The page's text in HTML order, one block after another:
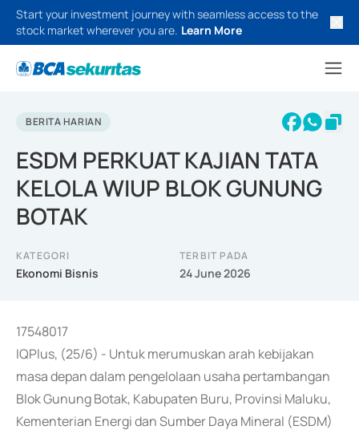
Start your investment journey with seamless access to the
stock market wherever you are. Learn More
BERITA HARIAN
ESDM PERKUAT KAJIAN TATA
KELOLA WIUP BLOK GUNUNG
BOTAK
KATEGORI
Ekonomi Bisnis
TERBIT PADA
24 June 2026
17548017
IQPlus, (25/6) - Untuk merumuskan arah kebijakan
masa depan dalam pengelolaan usaha pertambangan
Blok Gunung Botak, Kabupaten Buru, Provinsi Maluku,
Kementerian Energi dan Sumber Daya Mineral (ESDM)